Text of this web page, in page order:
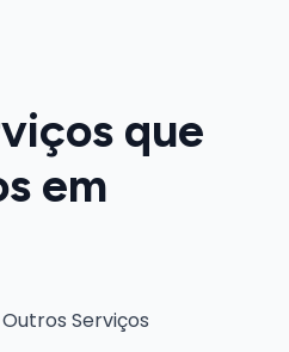
que
em
Serviços